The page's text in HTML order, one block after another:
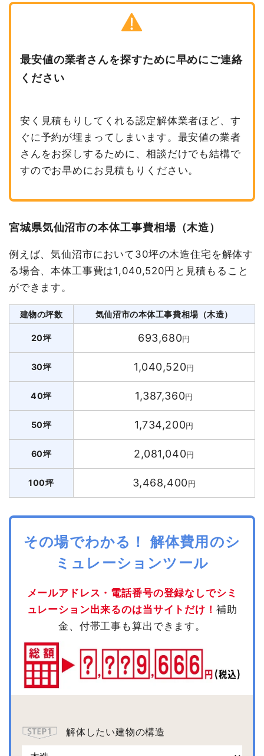
最安値の業者さんを探すために早めにご連絡
ください
安く見積もりしてくれる認定解体業者ほど、す
ぐに予約が埋まってしまいます。最安値の業者
さんをお探しするために、相談だけでも結構で
すのでお早めにお見積もりください。
宮城県気仙沼市の本体工事費相場（木造）
例えば、気仙沼市において30坪の木造住宅を解体す
る場合、本体工事費は1,040,520円と見積もること
ができます。
建物の坪数 気仙沼市の本体工事費相場（木造）
20坪 693,680円
30坪 1,040,520円
40坪 1,387,360円
50坪 1,734,200円
60坪 2,081,040円
100坪 3,468,400円
その場でわかる！ 解体費用のシ
ミュレーションツール
メールアドレス・電話番号の登録なしでシミ
ュレーション出来るのは当サイトだけ！ 補助
金、付帯工事も算出できます。
解体したい建物の構造